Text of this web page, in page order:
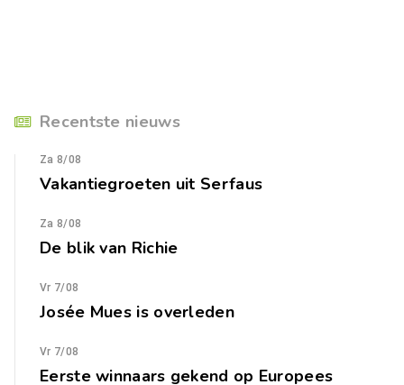
Recentste nieuws
Za 8/08
Vakantiegroeten uit Serfaus
Za 8/08
De blik van Richie
Vr 7/08
Josée Mues is overleden
Vr 7/08
Eerste winnaars gekend op Europees